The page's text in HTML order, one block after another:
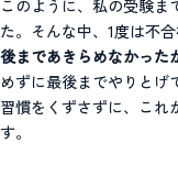
このように、私の受験ま
た。そんな中、1度は不
後まであきらめなかった
めずに最後までやりとげ
習慣をくずさずに、これ
す。